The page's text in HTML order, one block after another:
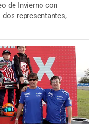
de Invierno con
representantes,